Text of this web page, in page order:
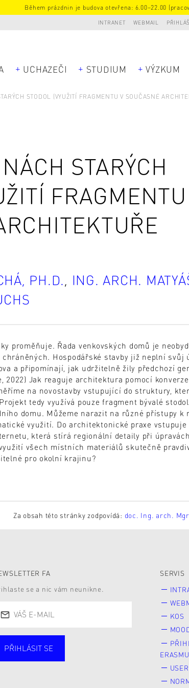
Během prázdnin je budova otevřena: 6.00–22.00
INTRANET WEBMAIL
UCHAZEČI STUDIUM VÝZKUM
STODOL (VYUŽITÍ FRAGMENTU V SOUČASNÉ
STARÝCH
PH.D., ING. ARCH.
proměňuje. Řada venkovských domů je
Hospodářské stavby již neplní svůj
a připomínají, jak udržitelně žily předchozí
2022) Jak reaguje architektura pomocí
na novostavby vstupující do struktury,
tedy využívá pouze fragment bývalé
domu. Můžeme narazit na různé přístupy k
využití. Do architektonické praxe vstupuje
která stírá regionální detaily při
všech místních materiálů skutečně
pro okolní krajinu?
Za obsah této stránky zodpovídá: doc. Ing. arch.
FA
se a nic vám neunikne.
PŘIHLÁSIT SE
SERVIS
KOS